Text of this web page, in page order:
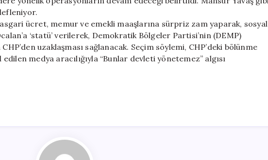
ücret, memur ve emekli maaşlarına sürpriz zam yaparak, sosyal
‘statü’ verilerek, Demokratik Bölgeler Partisi’nin (DEMP)
uzaklaşması sağlanacak. Seçim söylemi, CHP’deki bölünme
medya aracılığıyla “Bunlar devleti yönetemez” algısı